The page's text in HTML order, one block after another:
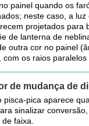
painel quando os
neste caso, a luz
projetados para
de lanterna de
outra cor no painel
com os raios paralelos
de mudança de
pisca-pica aparece
sinalizar
faixa.